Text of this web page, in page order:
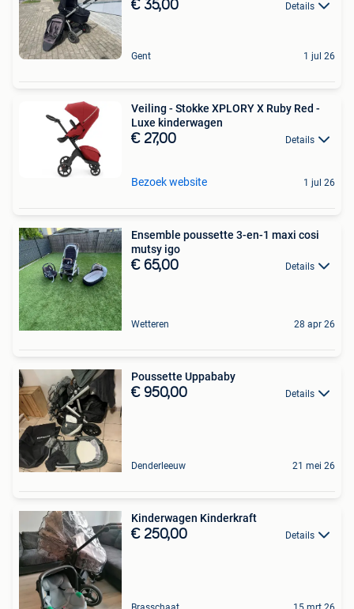
€ 35,00 Details
Gent 1 jul 26
Veiling - Stokke XPLORY X Ruby Red -
Luxe kinderwagen
€ 27,00 Details
Bezoek website 1 jul 26
Ensemble poussette 3-en-1 maxi cosi
mutsy igo
€ 65,00 Details
Wetteren 28 apr 26
Poussette Uppababy
€ 950,00 Details
Denderleeuw 21 mei 26
Kinderwagen Kinderkraft
€ 250,00 Details